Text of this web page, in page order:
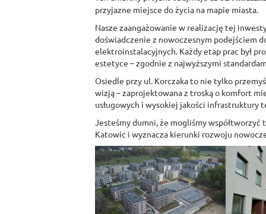
przyjazne miejsce do życia na mapie miasta.
Nasze zaangażowanie w realizację tej
doświadczenie z nowoczesnym podejściem
elektroinstalacyjnych. Każdy etap prac był
estetyce – zgodnie z najwyższymi
Osiedle przy ul. Korczaka to nie tylko
wizją – zaprojektowana z troską o komfort
usługowych i wysokiej jakości infrastruktury
Jesteśmy dumni, że mogliśmy
Katowic i wyznacza kierunki rozwoju